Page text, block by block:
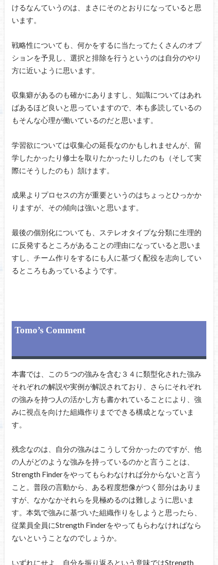
けるなんていうのは、まさにそのとおりになっていると思
います。
戦略性についても、何かをするに当たってたくさんのオプ
ションを予見し、選択と排除を行うというのは自分のやり
方に近いように思います。
収集癖があるのも確かにありますし、知識についてはあれ
ばあるほど良いと思っていますので、本も多読しているの
もそんな心理が働いているのだと思います。
学習欲については収集心の延長なのかもしれませんが、留
学したかったり修士を取りたかったりしたのも（そして実
際にそうしたのも）頷けます。
成果よりプロセスの方が重要というのはちょっとひっかか
りますが、その傾向は強いと思います。
最後の個別化についても、ステレオタイプな分類に生理的
に反発するところがあることの理由になっていると思いま
すし、チーム作りをするにも人に基づく配役を志向してい
るところもあっているようです。
Tomo’s Comment
本書では、この５つの強みを含む３４に類型化された強み
それぞれの解説や実例が解説されており、さらにそれぞれ
の強みを持つ人の活かし方も書かれていることにより、強
みに視点を向けた組織作りまでできる構成となっていま
す。
残念なのは、自分の強みはこうして分かったのですが、他
の人がどのような強みを持っているのかと言うことは、
Strength Finderをやってもらわなければ分からないと言う
こと。普段の言動から、ある程度想像がつく部分はありま
すが、なかなかそれらを見極めるのは難しように思いま
す。本気で強みに基づいた組織作りをしようと思ったら、
従業員全員にStrength Finderをやってもらわなければなら
ないということなのでしょうか。
いずれにせよ、自分を振り返るという意味ではStrength